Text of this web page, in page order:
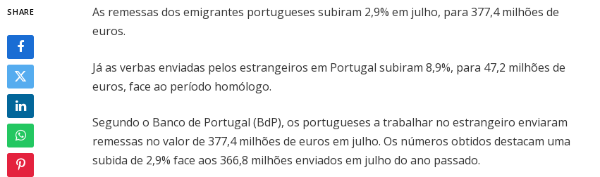
SHARE
As remessas dos emigrantes portugueses subiram 2,9% em julho, para 377,4 milhões de
euros.
Já as verbas enviadas pelos estrangeiros em Portugal subiram 8,9%, para 47,2 milhões de
euros, face ao período homólogo.
Segundo o Banco de Portugal (BdP), os portugueses a trabalhar no estrangeiro enviaram
remessas no valor de 377,4 milhões de euros em julho. Os números obtidos destacam uma
subida de 2,9% face aos 366,8 milhões enviados em julho do ano passado.